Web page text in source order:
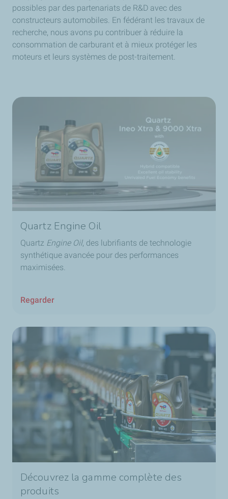
possibles par des partenariats de R&D avec des
constructeurs automobiles. En fédérant les travaux de
recherche, nous avons pu contribuer à réduire la
consommation de carburant et à mieux protéger les
moteurs et leurs systèmes de post-traitement.
Quartz Engine Oil
Quartz Engine Oil, des lubrifiants de technologie
synthétique avancée pour des performances
maximisées.
Regarder
Découvrez la gamme complète des
produits